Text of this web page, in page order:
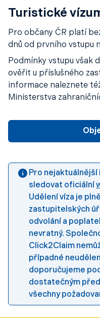
Turistické
Pro občany ČR platí
dnů od prvního vstupu
Podmínky vstupu však
ověřit u příslušného
informace naleznete
Ministerstva
Pro
sledovat oficiální
Udělení víza je
zastupitelských
odvolání a
nevratný.
Click2Claim
případné
doporučujeme
dostatečným
všechny